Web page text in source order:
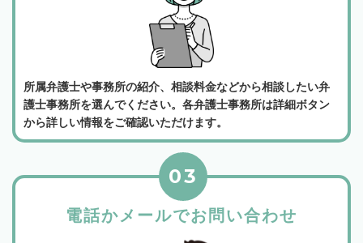
所属弁護士や事務所の紹介、相談料金などから相談したい弁
護士事務所を選んでください。各弁護士事務所は詳細ボタン
から詳しい情報をご確認いただけます。
電話かメールでお問い合わせ
03